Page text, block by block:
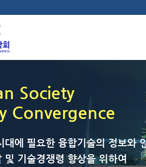
Society
Convergence
대에 필요한 융합기술의 정보와
및 기술경쟁령 향상을 위하여